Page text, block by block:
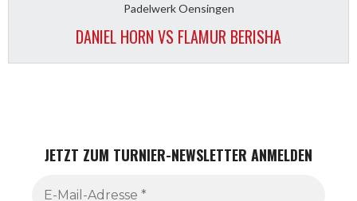
Padelwerk Oensingen
DANIEL HORN VS FLAMUR BERISHA
JETZT ZUM TURNIER-NEWSLETTER ANMELDEN